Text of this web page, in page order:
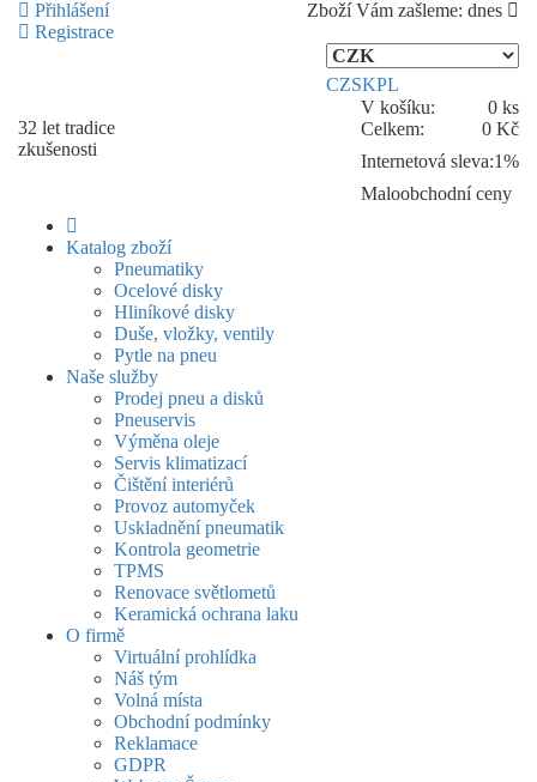
Přihlášení
Registrace
Zboží Vám zašleme: dnes
CZSKPL
32 let tradice
zkušenosti
V košíku:
0 ks
Celkem:
0 Kč
Internetová sleva:1%
Maloobchodní ceny
Katalog zboží
Pneumatiky
Ocelové disky
Hliníkové disky
Duše, vložky, ventily
Pytle na pneu
Naše služby
Prodej pneu a disků
Pneuservis
Výměna oleje
Servis klimatizací
Čištění interiérů
Provoz automyček
Uskladnění pneumatik
Kontrola geometrie
TPMS
Renovace světlometů
Keramická ochrana laku
O firmě
Virtuální prohlídka
Náš tým
Volná místa
Obchodní podmínky
Reklamace
GDPR